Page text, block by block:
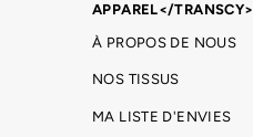
APPAREL</TRANSCY>
À PROPOS DE NOUS
NOS TISSUS
MA LISTE D'ENVIES